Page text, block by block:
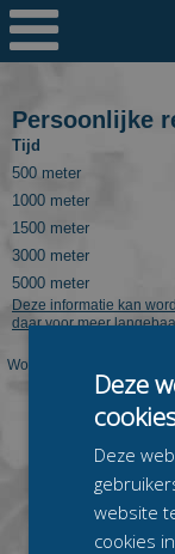

Nieuws
Ploegen
PR's
Persoonlijke
Tijd
500 meter
1000 meter
1500 meter
3000 meter
5000 meter
Deze informatie kan
daar voor meer
Worden op deze pagina
even
Deze
Deze
website
cookies